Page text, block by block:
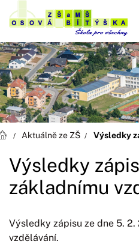
Aktuálně ze ZŠ Výsledky
Výsledky
základnímu
Výsledky zápisu ze dne 5.
vzdělávání.